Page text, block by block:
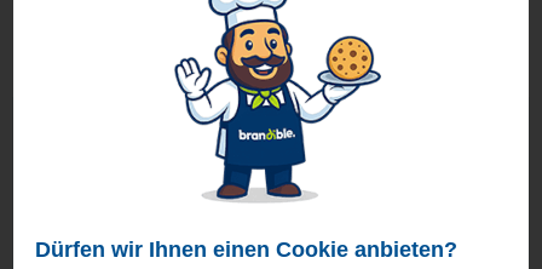
Dürfen wir Ihnen einen Cookie anbieten?
enthaltenen Erste-Hilfe- und Pflegeprodukte erfüllen alle
geltenden EU-Vorschriften. Preis inkl. vollfarbigem Druck.
Nur Produkte, die unseren
Qualitätscheck
schaffen es in den Shop.Mehr erfahren
Ewa Engel,